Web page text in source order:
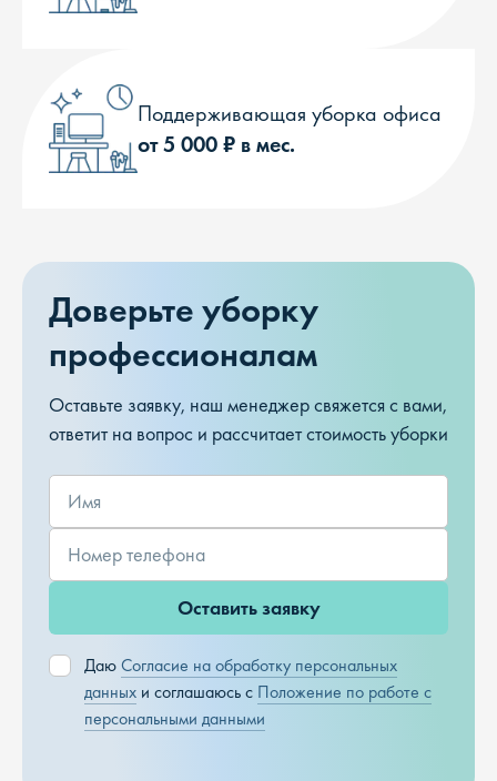
Поддерживающая уборка офиса
от 5 000 ₽ в мес.
Доверьте уборку
профессионалам
Оставьте заявку, наш менеджер свяжется с вами,
ответит на вопрос и рассчитает стоимость уборки
Оставить заявку
ДаюСогласие на обработку персональных
данных и соглашаюсь с Положение по работе с
персональными данными